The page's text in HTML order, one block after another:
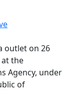
outlet on 26
the
Agency, under
of